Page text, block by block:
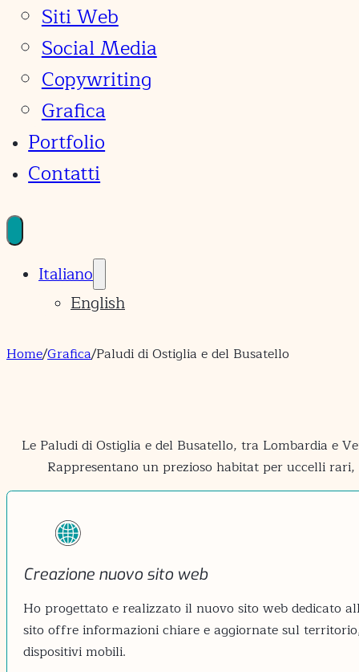
Siti Web
Social Media
Copywriting
Grafica
Portfolio
Contatti
Italiano
English
Home/Grafica/Paludi di Ostiglia e del Busatello​
Le Paludi di Ostiglia e del Busatello, tra Lombardia e
Rappresentano un prezioso habitat per uccelli
Creazione nuovo sito web
Ho progettato e realizzato il nuovo sito web dedicato
sito offre informazioni chiare e aggiornate sul
dispositivi mobili.